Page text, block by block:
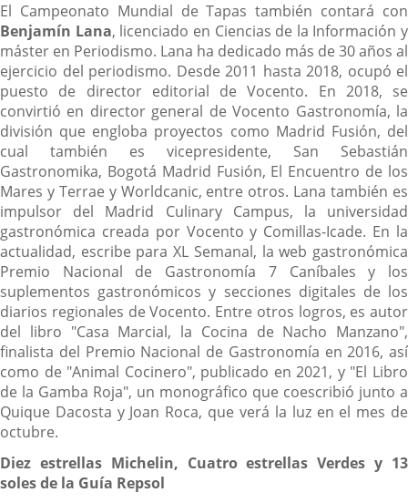
El Campeonato Mundial de Tapas también contará con
Benjamín Lana, licenciado en Ciencias de la Información y
máster en Periodismo. Lana ha dedicado más de 30 años al
ejercicio del periodismo. Desde 2011 hasta 2018, ocupó el
puesto de director editorial de Vocento. En 2018, se
convirtió en director general de Vocento Gastronomía, la
división que engloba proyectos como Madrid Fusión, del
cual también es vicepresidente, San Sebastián
Gastronomika, Bogotá Madrid Fusión, El Encuentro de los
Mares y Terrae y Worldcanic, entre otros. Lana también es
impulsor del Madrid Culinary Campus, la universidad
gastronómica creada por Vocento y Comillas-Icade. En la
actualidad, escribe para XL Semanal, la web gastronómica
Premio Nacional de Gastronomía 7 Caníbales y los
suplementos gastronómicos y secciones digitales de los
diarios regionales de Vocento. Entre otros logros, es autor
del libro "Casa Marcial, la Cocina de Nacho Manzano",
finalista del Premio Nacional de Gastronomía en 2016, así
como de "Animal Cocinero", publicado en 2021, y "El Libro
de la Gamba Roja", un monográfico que coescribió junto a
Quique Dacosta y Joan Roca, que verá la luz en el mes de
octubre.
Diez estrellas Michelin, Cuatro estrellas Verdes y 13
soles de la Guía Repsol